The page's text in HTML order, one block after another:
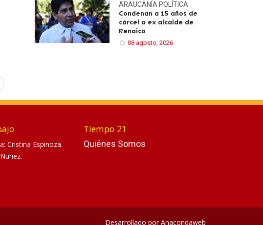
ARAUCANÍA POLÍTICA
Condenan a 15 años de
cárcel a ex alcalde de
Renaico
08 agosto, 2026
Cristina Espinoza.
Tiempo 21
Quiénes Somos
Desarrollado por Anacondaweb